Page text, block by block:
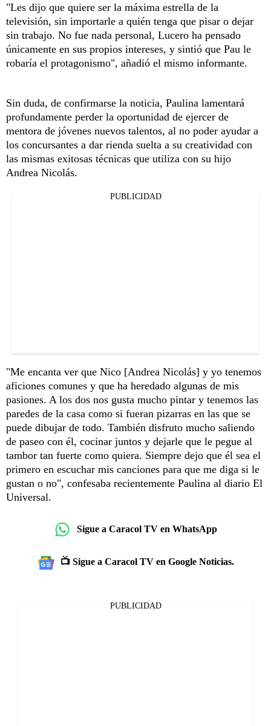
"Les dijo que quiere ser la máxima estrella de la
televisión, sin importarle a quién tenga que pisar o dejar
sin trabajo. No fue nada personal, Lucero ha pensado
únicamente en sus propios intereses, y sintió que Pau le
robaría el protagonismo", añadió el mismo informante.
Sin duda, de confirmarse la noticia, Paulina lamentará
profundamente perder la oportunidad de ejercer de
mentora de jóvenes nuevos talentos, al no poder ayudar a
los concursantes a dar rienda suelta a su creatividad con
las mismas exitosas técnicas que utiliza con su hijo
Andrea Nicolás.
PUBLICIDAD
"Me encanta ver que Nico [Andrea Nicolás] y yo tenemos
aficiones comunes y que ha heredado algunas de mis
pasiones. A los dos nos gusta mucho pintar y tenemos las
paredes de la casa como si fueran pizarras en las que se
puede dibujar de todo. También disfruto mucho saliendo
de paseo con él, cocinar juntos y dejarle que le pegue al
tambor tan fuerte como quiera. Siempre dejo que él sea el
primero en escuchar mis canciones para que me diga si le
gustan o no", confesaba recientemente Paulina al diario El
Universal.
Sigue a Caracol TV en WhatsApp
📺 Sigue a Caracol TV en Google Noticias.
PUBLICIDAD